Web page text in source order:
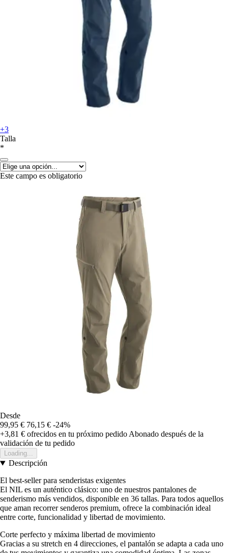
+3
Talla
*
Este campo es obligatorio
Desde
99,95 € 76,15 € -24%
+3,81 € ofrecidos en tu próximo pedidoAbonado después de la
validación de tu pedido
Loading...
Descripción
El best-seller para senderistas exigentes
El NIL es un auténtico clásico: uno de nuestros pantalones de
senderismo más vendidos, disponible en 36 tallas. Para todos aquellos
que aman recorrer senderos premium, ofrece la combinación ideal
entre corte, funcionalidad y libertad de movimiento.
Corte perfecto y máxima libertad de movimiento
Gracias a su stretch en 4 direcciones, el pantalón se adapta a cada uno